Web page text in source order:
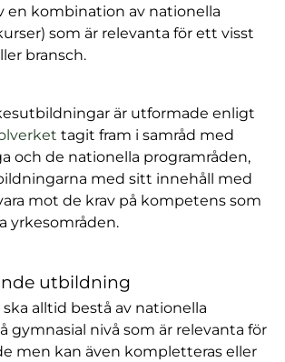
en kombination av nationella
som är relevanta för ett visst
bransch.
är utformade enligt
tagit fram i samråd med
och de nationella programråden,
med sitt innehåll med
mot de krav på kompetens som
yrkesområden.
utbildning
alltid bestå av nationella
gymnasial nivå som är relevanta för
men kan även kompletteras eller